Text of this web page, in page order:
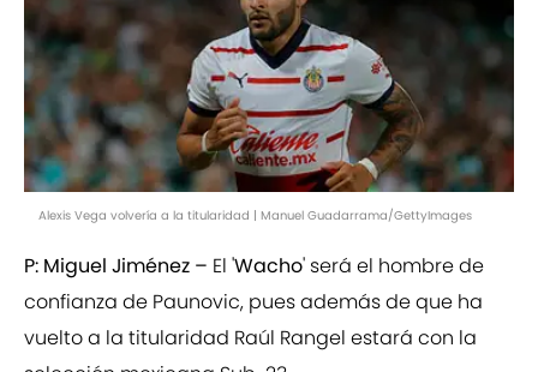
Alexis Vega volvería a la titularidad | Manuel Guadarrama/GettyImages
P: Miguel Jiménez – El 'Wacho' será el hombre de
confianza de Paunovic, pues además de que ha
vuelto a la titularidad Raúl Rangel estará con la